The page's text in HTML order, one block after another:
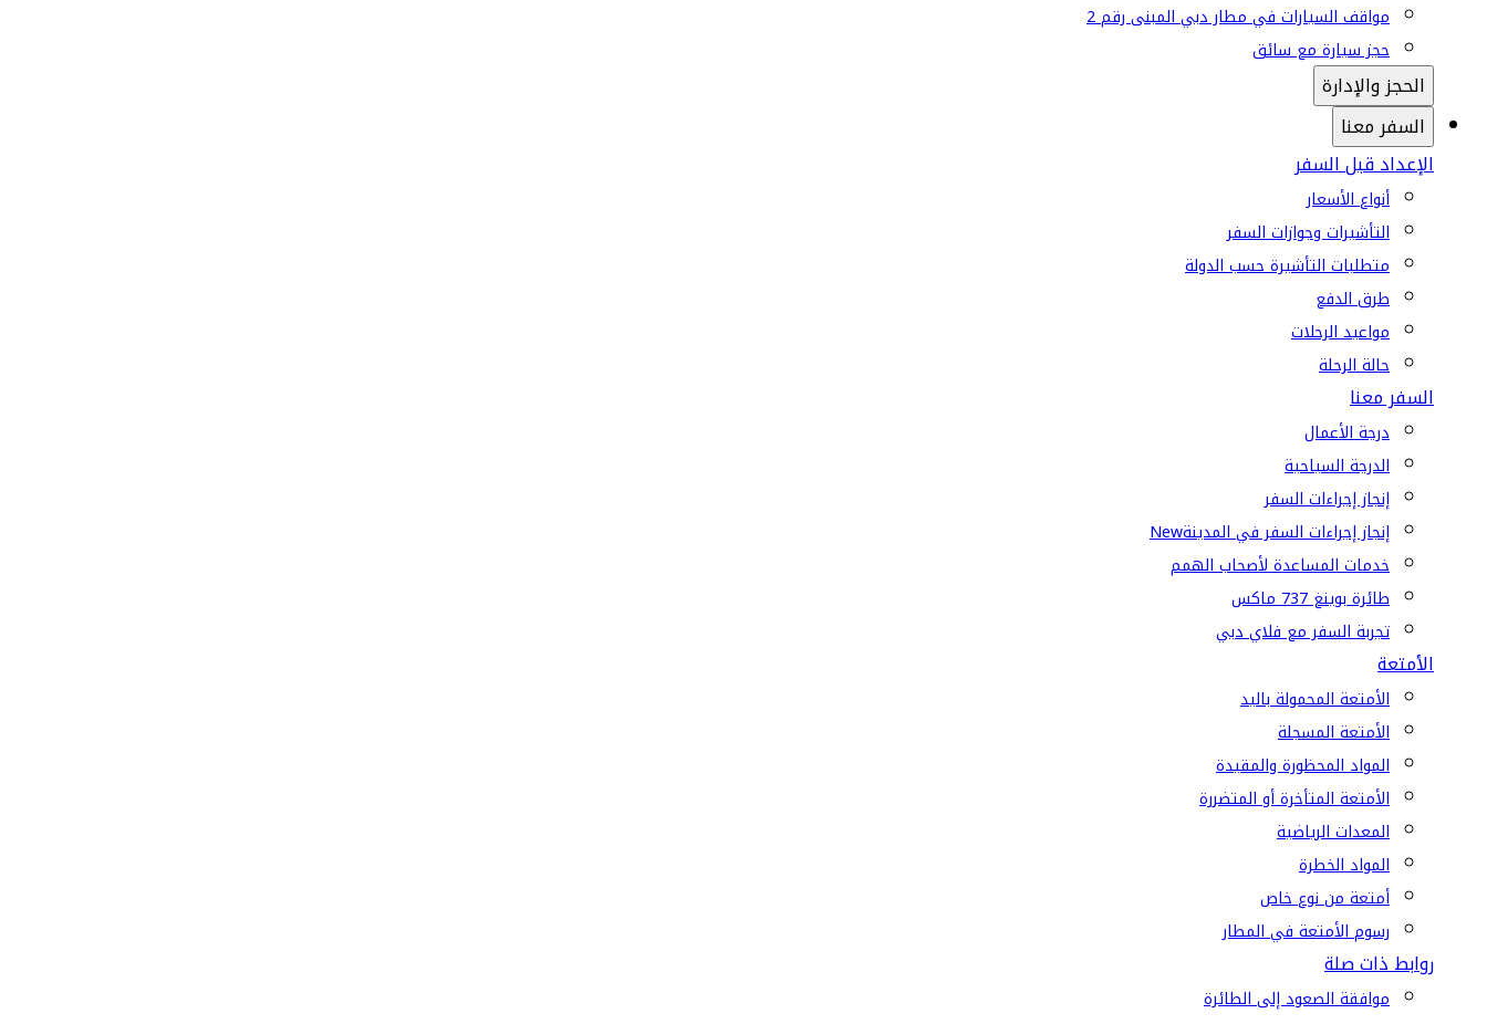
مواقف السيارات في مطار دبي المبنى رقم 2
حجز سيارة مع سائق
الحجز والإدارة
السفر معنا
الإعداد قبل السفر
أنواع الأسعار
التأشيرات وجوازات السفر
متطلبات التأشيرة حسب الدولة
طرق الدفع
مواعيد الرحلات
حالة الرحلة
السفر معنا
درجة الأعمال
الدرجة السياحية
إنجاز إجراءات السفر
إنجاز إجراءات السفر في المدينةNew
خدمات المساعدة لأصحاب الهمم
طائرة بوينغ 737 ماكس
تجربة السفر مع فلاي دبي
الأمتعة
الأمتعة المحمولة باليد
الأمتعة المسجلة
المواد المحظورة والمقيدة
الأمتعة المتأخرة أو المتضررة
المعدات الرياضية
المواد الخطرة
أمتعة من نوع خاص
رسوم الأمتعة في المطار
روابط ذات صلة
موافقة الصعود إلى الطائرة